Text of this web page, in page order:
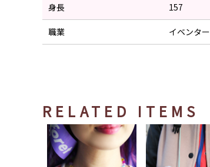
身長 157
職業 イベンター
RELATED ITEMS